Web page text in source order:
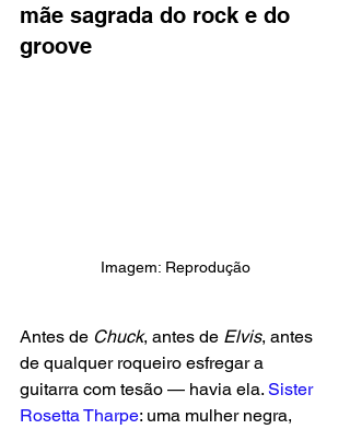
mãe sagrada do rock e do
groove
Imagem: Reprodução
Antes de Chuck, antes de Elvis, antes
de qualquer roqueiro esfregar a
guitarra com tesão — havia ela. Sister
Rosetta Tharpe: uma mulher negra,